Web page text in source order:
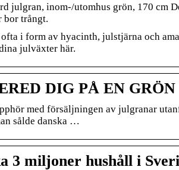
julgran, inom-/utomhus grön, 170 cm
bor trångt.
i form av hyacinth, julstjärna och
julväxter här.
DIG PÅ EN
med försäljningen av julgranar
sålde danska …
3 miljoner hushåll i